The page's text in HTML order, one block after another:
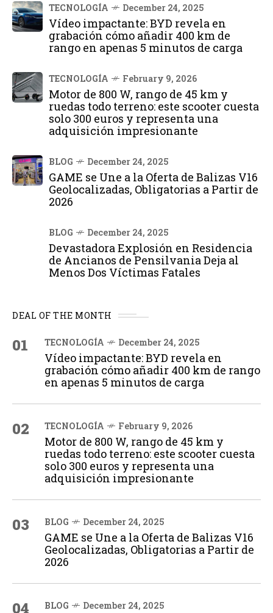
TECNOLOGÍA December 24, 2025
Vídeo impactante: BYD revela en
grabación cómo añadir 400 km de
rango en apenas 5 minutos de carga
TECNOLOGÍA February 9, 2026
Motor de 800 W, rango de 45 km y
ruedas todo terreno: este scooter cuesta
solo 300 euros y representa una
adquisición impresionante
BLOG December 24, 2025
GAME se Une a la Oferta de Balizas V16
Geolocalizadas, Obligatorias a Partir de
2026
BLOG December 24, 2025
Devastadora Explosión en Residencia
de Ancianos de Pensilvania Deja al
Menos Dos Víctimas Fatales
DEAL OF THE MONTH
01 TECNOLOGÍA December 24, 2025
Vídeo impactante: BYD revela en
grabación cómo añadir 400 km de rango
en apenas 5 minutos de carga
02 TECNOLOGÍA February 9, 2026
Motor de 800 W, rango de 45 km y
ruedas todo terreno: este scooter cuesta
solo 300 euros y representa una
adquisición impresionante
03 BLOG December 24, 2025
GAME se Une a la Oferta de Balizas V16
Geolocalizadas, Obligatorias a Partir de
2026
04 BLOG December 24, 2025